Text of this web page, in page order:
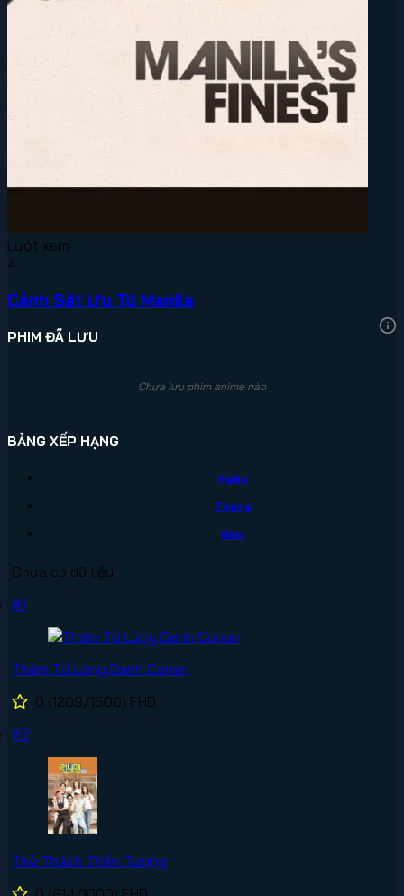
Lượt xem:
4
Cảnh Sát Ưu Tú Manila
PHIM ĐÃ LƯU
Chưa lưu phim anime nào
BẢNG XẾP HẠNG
Ngày
Tháng
Năm
Chưa có dữ liệu
#1
Thám Tử Lừng Danh Conan
0 (1209/1500) FHD
#2
Thử Thách Thần Tượng